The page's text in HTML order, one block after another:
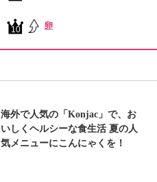
10 卵
海外で人気の「Konjac」で、お
いしくヘルシーな食生活 夏の人
気メニューにこんにゃくを！